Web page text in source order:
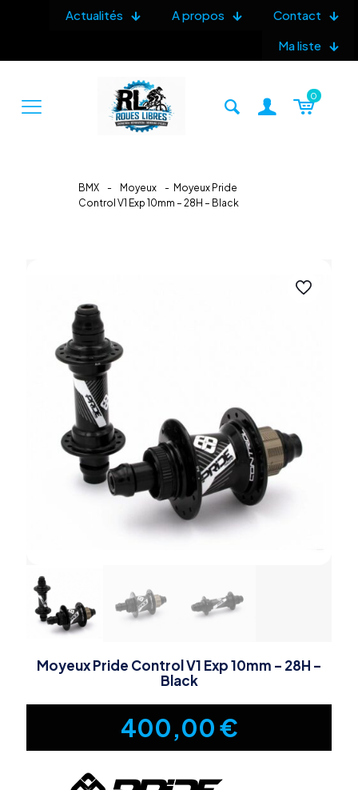
Actualités A propos
Contact
Ma liste
0
BMX - Moyeux - Moyeux Pride
Control V1 Exp 10mm – 28H – Black
Moyeux Pride Control V1 Exp 10mm – 28H –
Black
400,00€